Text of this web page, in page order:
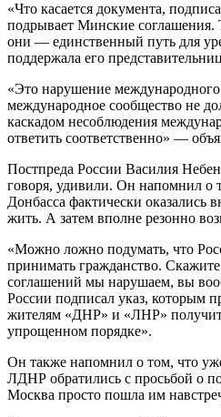
«Что касается документа,
подрывает Минские соглашения.
они — единственный путь для
поддержала его
«Это нарушение
международное сообщество не
каскадом несоблюдения
ответить соответственно» —
Постпреда России Василия
говоря, удивили. Он напомнил о
Донбасса фактически оказались
жить. А затем вполне резонно
«Можно ложно подумать, что
принимать гражданство.
соглашений мы нарушаем, вы
России подписал указ, которым
жителям «ДНР» и «ЛНР»
упрощенном порядке».
Он также напомнил о том, что
ЛДНР обратились с просьбой о
Москва просто пошла им